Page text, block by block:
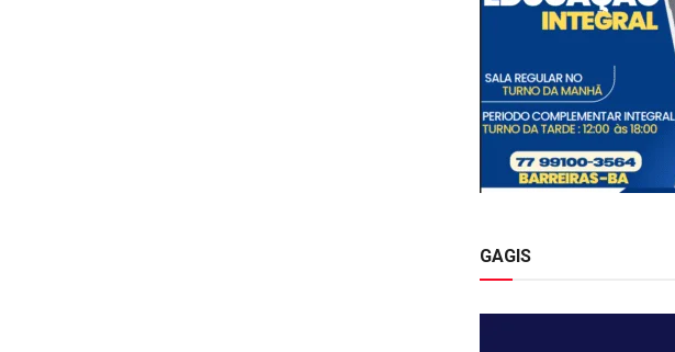
GAGIS